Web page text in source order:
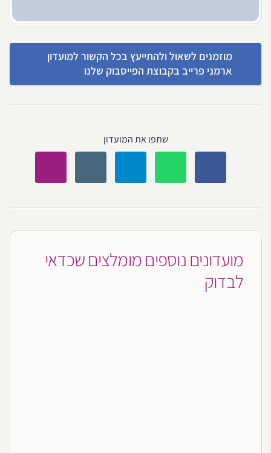
מוזמנים לשאול ולהתייעץ בכל הקשור למועדון
ארמני פרייב בקבוצת הפייסבוק שלנו
שתפו את המועדון
מועדונים נוספים מומלצים שכדאי
לבדוק